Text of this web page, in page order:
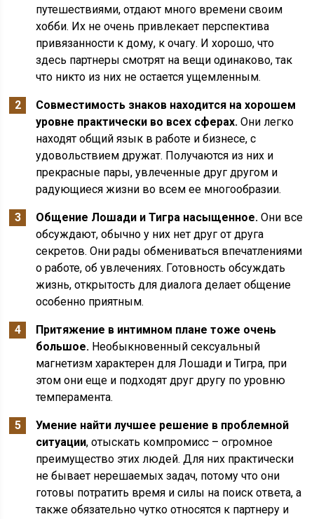
путешествиями, отдают много времени своим
хобби. Их не очень привлекает перспектива
привязанности к дому, к очагу. И хорошо, что
здесь партнеры смотрят на вещи одинаково, так
что никто из них не остается ущемленным.
Совместимость знаков находится на хорошем
уровне практически во всех сферах. Они легко
находят общий язык в работе и бизнесе, с
удовольствием дружат. Получаются из них и
прекрасные пары, увлеченные друг другом и
радующиеся жизни во всем ее многообразии.
Общение Лошади и Тигра насыщенное. Они все
обсуждают, обычно у них нет друг от друга
секретов. Они рады обмениваться впечатлениями
о работе, об увлечениях. Готовность обсуждать
жизнь, открытость для диалога делает общение
особенно приятным.
Притяжение в интимном плане тоже очень
большое. Необыкновенный сексуальный
магнетизм характерен для Лошади и Тигра, при
этом они еще и подходят друг другу по уровню
темперамента.
Умение найти лучшее решение в проблемной
ситуации, отыскать компромисс – огромное
преимущество этих людей. Для них практически
не бывает нерешаемых задач, потому что они
готовы потратить время и силы на поиск ответа, а
также обязательно чутко относятся к партнеру и